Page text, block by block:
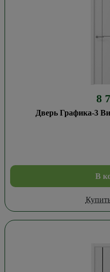
8
Дверь Графика-3
В